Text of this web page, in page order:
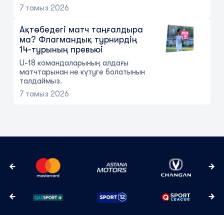
7 тамыз 2026
Ақтөбедегі матч таңғалдыра
ма? Флагмандық турнирдің
14-турының превьюі
U-18 командаларының алдағы
матчтарынан не күтуге болатынын
талдаймыз.
7 тамыз 2026